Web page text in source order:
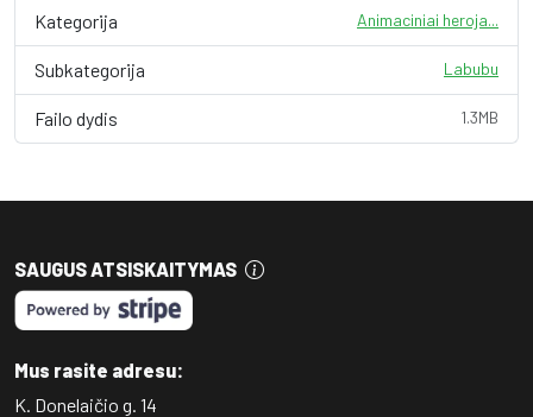
Kategorija Animaciniai heroja...
Subkategorija Labubu
Failo dydis 1.3MB
SAUGUS ATSISKAITYMAS
Mus rasite adresu:
K. Donelaičio g. 14